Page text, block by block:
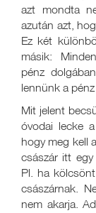
azt mondta
azután azt,
Ez két
másik:
pénz
lennünk a
Mit jelent
óvodai lecke
hogy meg kell
császár itt
Pl. ha
császárnak.
nem akarja.